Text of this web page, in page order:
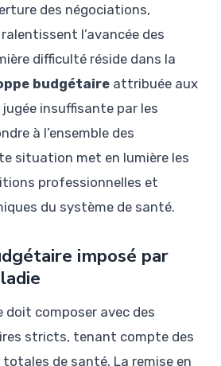
des négociations,
l’avancée des
difficulté réside dans la
budgétaire attribuée aux
insuffisante par les
à l’ensemble des
situation met en lumière les
professionnelles et
du système de santé.
imposé par
doit composer avec des
stricts, tenant compte des
de santé. La remise en